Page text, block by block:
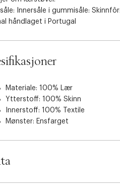
Innersåle i gummisåle:
håndlaget i Portugal
Materiale: 100% Lær
Ytterstoff: 100% Skinn
Innerstoff: 100% Textile
Mønster: Ensfarget